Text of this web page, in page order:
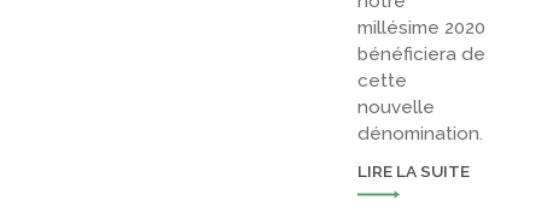
millésime 2020
bénéficiera de
cette
nouvelle
dénomination.
LIRE LA SUITE